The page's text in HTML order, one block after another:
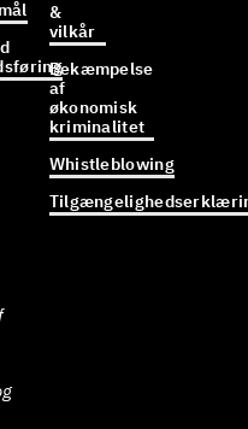
&
vilkår
Bekæmpelse
af
økonomisk
kriminalitet
Whistleblowing